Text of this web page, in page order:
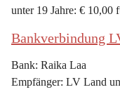
unter 19 Jahre: € 10,00
Bankverbindung
Bank: Raika Laa
Empfänger: LV Land